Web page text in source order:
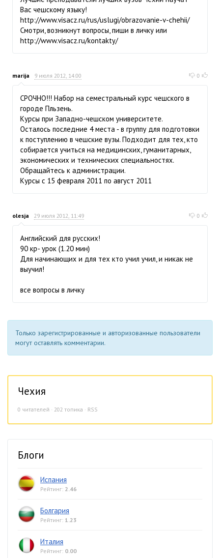
Вас чешскому языку!
http://www.visacz.ru/rus/uslugi/obrazovanie-v-chehii/
Смотри, возникнут вопросы, пиши в личку или
http://www.visacz.ru/kontakty/
marija 9 июля 2012, 14:00 0
СРОЧНО!!! Набор на семестральный курс чешского в
городе Пльзень.
Курсы при Западно-чешском университете.
Осталось последние 4 места - в группу для подготовки
к поступлению в чешские вузы. Подходит для тех, кто
собирается учиться на медицинских, гуманитарных,
экономических и технических специальностях.
Обращайтесь к администрации.
Курсы с 15 февраля 2011 по август 2011
olesja 29 июля 2012, 11:49 0
Английский для русских!
90 кр- урок (1.20 мин)
Для начинающих и для тех кто учил учил, и никак не
выучил!
все вопросы в личку
Только зарегистрированные и авторизованные пользователи
могут оставлять комментарии.
Чехия
0 читателей · 202 топика · RSS
Блоги
Испания
Рейтинг: 2.46
Болгария
Рейтинг: 1.23
Италия
Рейтинг: 0.00